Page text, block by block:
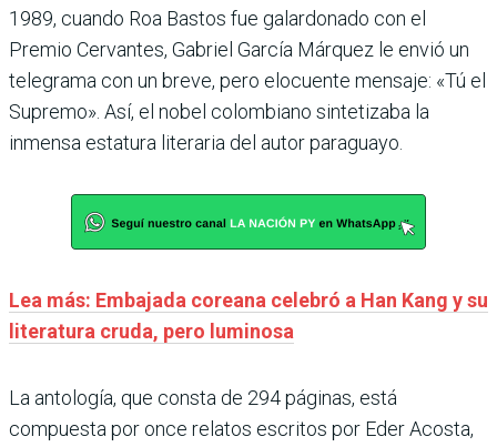
1989, cuando Roa Bastos fue galardonado con el
Premio Cervantes, Gabriel García Márquez le envió un
telegrama con un breve, pero elocuente mensaje: «Tú el
Supremo». Así, el nobel colombiano sintetizaba la
inmensa estatura literaria del autor paraguayo.
Lea más: Embajada coreana celebró a Han Kang y su
literatura cruda, pero luminosa
La antología, que consta de 294 páginas, está
compuesta por once relatos escritos por Eder Acosta,